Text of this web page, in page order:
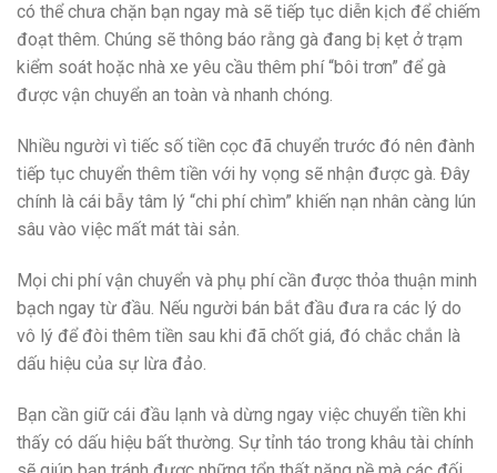
có thể chưa chặn bạn ngay mà sẽ tiếp tục diễn kịch để chiếm
đoạt thêm. Chúng sẽ thông báo rằng gà đang bị kẹt ở trạm
kiểm soát hoặc nhà xe yêu cầu thêm phí “bôi trơn” để gà
được vận chuyển an toàn và nhanh chóng.
Nhiều người vì tiếc số tiền cọc đã chuyển trước đó nên đành
tiếp tục chuyển thêm tiền với hy vọng sẽ nhận được gà. Đây
chính là cái bẫy tâm lý “chi phí chìm” khiến nạn nhân càng lún
sâu vào việc mất mát tài sản.
Mọi chi phí vận chuyển và phụ phí cần được thỏa thuận minh
bạch ngay từ đầu. Nếu người bán bắt đầu đưa ra các lý do
vô lý để đòi thêm tiền sau khi đã chốt giá, đó chắc chắn là
dấu hiệu của sự lừa đảo.
Bạn cần giữ cái đầu lạnh và dừng ngay việc chuyển tiền khi
thấy có dấu hiệu bất thường. Sự tỉnh táo trong khâu tài chính